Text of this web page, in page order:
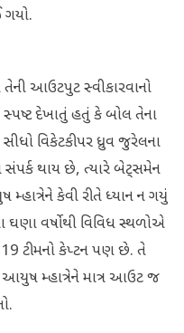
આઉટપુટ સ્વીકારવાનો
સ્પષ્ટ દેખાતું હતું કે બોલ તેના
વિકેટકીપર ધ્રુવ જુરેલના
થાય છે, ત્યારે બેટ્સમેન
કેવી રીતે ધ્યાન ન ગયું
વર્ષોથી વિવિધ સ્થળોએ
19 ટીમનો કેપ્ટન પણ છે. તે
મ્હાત્રેને માત્ર આઉટ જ